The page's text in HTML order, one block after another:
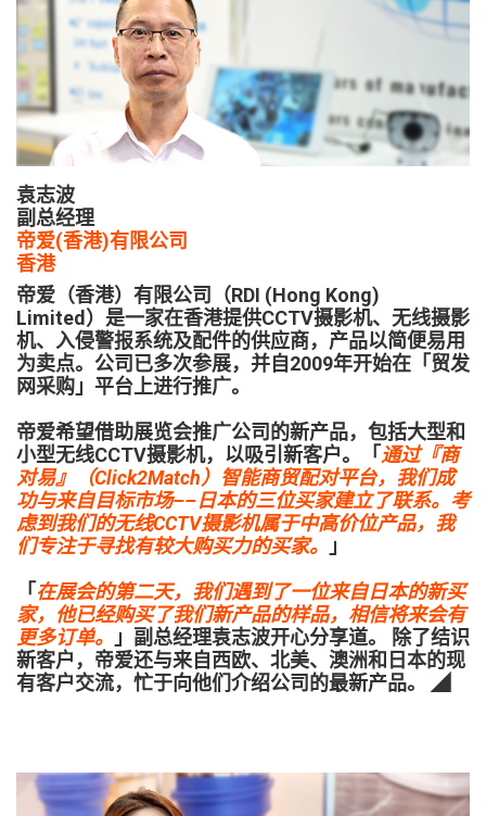
袁志波
副总经理
帝爱(香港)有限公司
香港
帝爱（香港）有限公司（RDI (Hong Kong)
Limited）是一家在香港提供CCTV摄影机、无线摄影
机、入侵警报系统及配件的供应商，产品以简便易用
为卖点。公司已多次参展，并自2009年开始在「贸发
网采购」平台上进行推广。
帝爱希望借助展览会推广公司的新产品，包括大型和
小型无线CCTV摄影机，以吸引新客户。「通过『商
对易』（Click2Match）智能商贸配对平台，我们成
功与来自目标市场––日本的三位买家建立了联系。考
虑到我们的无线CCTV摄影机属于中高价位产品，我
们专注于寻找有较大购买力的买家。
」
「 在展会的第二天，我们遇到了一位来自日本的新买
家，他已经购买了我们新产品的样品，相信将来会有
更多订单。
」副总经理袁志波开心分享道。 除了结识
新客户，帝爱还与来自西欧、北美、澳洲和日本的现
有客户交流，忙于向他们介绍公司的最新产品。 ◢